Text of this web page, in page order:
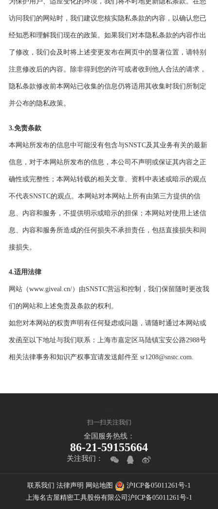
访问我们的网站时，我们建议您核实隐私条款的内容，以确认您已
经知悉和理解我们现在的政策。如果我们对本隐私条款的内容作出
了修改，我们会及时将上述变更发布在网页中的显著位置，请特别
注意修改后的内容。除非得到您的许可或者收到他人合法的请求，
隐私条款修改前本网站已收集的信息仍将适用其收集时我们所制定
并公布的隐私政策。
3.免责条款
本网站所发布的信息中可能没有包含与SNSTC及其业务有关的最新
信息，对于本网站所发布的信息，本公司不声明或保证其内容之正
确性或完整性；本网站转载的相关文章、资料中表述或暗示的观点
不代表SNSTC的观点。本网站对本网站上所有由第三方提供的信
息、内容和服务，不提供明示或暗示的担保；本网站对使用上述信
息、内容和服务所造成的任何损失不承担责任，包括直接损失和间
接损失。
4.适用法律
网站（www.giveal.cn/）由SNSTC营运和控制，我们保留随时更改我
们的网站和上述免责及条款的权利。
如您对本网站的权责声明有任何疑虑或问题，请随时通过本网站或
发函至以下地址与我们联系：上海市嘉定区马陆镇宝安公路2988号
相关法律事务和知识产权事宜请发送邮件至 sr1208@snstc.com.
扫一扫关注我们
全国服务热线：
86-21-59155664
关注我们：
联系我们 法律声明 网站地图
沪ICP备05011261号-1
上海名古屋精密工具股份有限公司 沪ICP备05011261号-1